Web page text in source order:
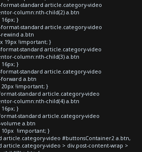
standard article.category-video
column:nth-child(2) a.btn
}
standard article.category-video
a.btn
19px !important; }
standard article.category-video
column:nth-child(3) a.btn
}
standard article.category-video
a.btn
!important; }
standard article.category-video
column:nth-child(4) a.btn
}
standard article.category-video
a.btn
10px !important; }
article.category-video #buttonsContainer2 a.btn,
article.category-video > div.post-content-wrap >